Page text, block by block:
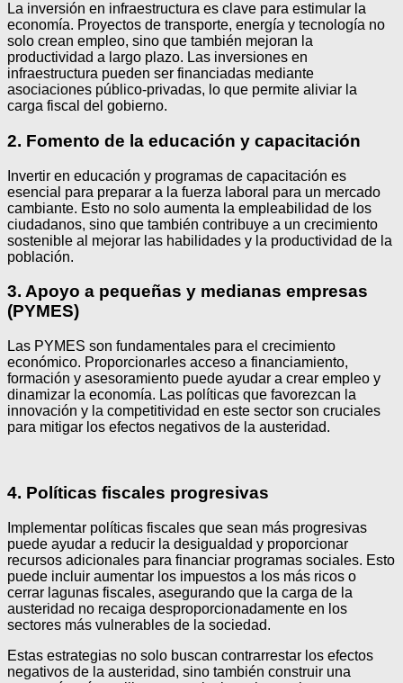
La inversión en infraestructura es clave para estimular la
economía. Proyectos de transporte, energía y tecnología no
solo crean empleo, sino que también mejoran la
productividad a largo plazo. Las inversiones en
infraestructura pueden ser financiadas mediante
asociaciones público-privadas, lo que permite aliviar la
carga fiscal del gobierno.
2. Fomento de la educación y capacitación
Invertir en educación y programas de capacitación es
esencial para preparar a la fuerza laboral para un mercado
cambiante. Esto no solo aumenta la empleabilidad de los
ciudadanos, sino que también contribuye a un crecimiento
sostenible al mejorar las habilidades y la productividad de la
población.
3. Apoyo a pequeñas y medianas empresas
(PYMES)
Las PYMES son fundamentales para el crecimiento
económico. Proporcionarles acceso a financiamiento,
formación y asesoramiento puede ayudar a crear empleo y
dinamizar la economía. Las políticas que favorezcan la
innovación y la competitividad en este sector son cruciales
para mitigar los efectos negativos de la austeridad.
4. Políticas fiscales progresivas
Implementar políticas fiscales que sean más progresivas
puede ayudar a reducir la desigualdad y proporcionar
recursos adicionales para financiar programas sociales. Esto
puede incluir aumentar los impuestos a los más ricos o
cerrar lagunas fiscales, asegurando que la carga de la
austeridad no recaiga desproporcionadamente en los
sectores más vulnerables de la sociedad.
Estas estrategias no solo buscan contrarrestar los efectos
negativos de la austeridad, sino también construir una